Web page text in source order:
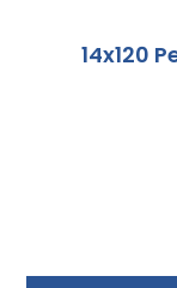
14x120